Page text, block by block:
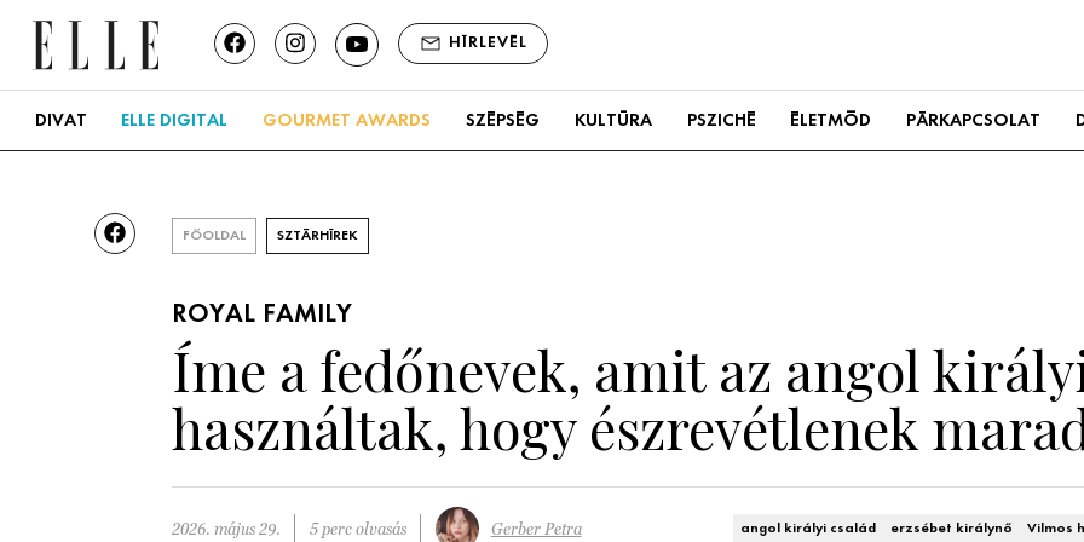
HÍRLEVÉL
DIVAT ELLE DIGITAL GOURMET AWARDS SZÉPSÉG KULTÚRA PSZICHÉ ÉLETMÓD PÁRKAPCSOLAT
FŐOLDAL SZTÁRHÍREK
ROYAL FAMILY
Íme a fedőnevek, amit az angol
használtak, hogy észrevétlenek
2026. május 29. 5 perc olvasás Gerber Petra angol királyi család erzsébet királynő Vilmos